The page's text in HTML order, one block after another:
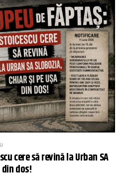
cere să revină la Urban SA
dos!